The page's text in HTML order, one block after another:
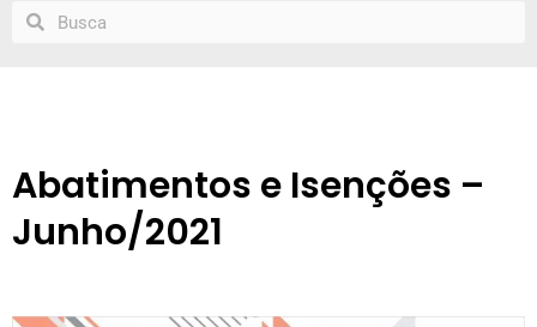
Abatimentos e Isenções –
Junho/2021